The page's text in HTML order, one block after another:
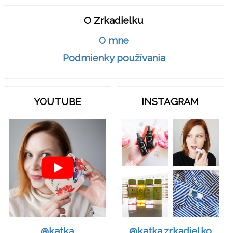
O Zrkadielku
O mne
Podmienky používania
YOUTUBE INSTAGRAM